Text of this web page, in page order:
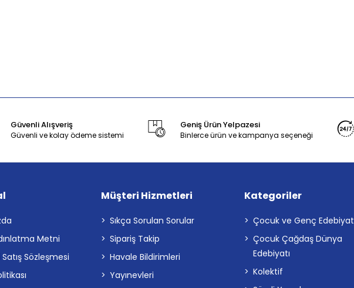
Güvenli Alışveriş
Güvenli ve kolay ödeme sistemi
Geniş Ürün Yelpazesi
Binlerce ürün ve kampanya seçeneği
Metni
Sözleşmesi
Müşteri Hizmetleri
Sıkça Sorulan Sorular
Sipariş Takip
Havale Bildirimleri
Yayınevleri
Kategoriler
Çocuk ve Genç Edebiyat
Çocuk Çağdaş Dünya
Edebiyatı
Kolektif